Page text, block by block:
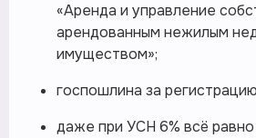
«Аренда и управление
арендованным нежилым
имуществом»;
госпошлина за
даже при УСН 6% всё